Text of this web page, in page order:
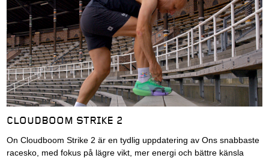
CLOUDBOOM STRIKE 2
On Cloudboom Strike 2 är en tydlig uppdatering av Ons snabbaste
racesko, med fokus på lägre vikt, mer energi och bättre känsla